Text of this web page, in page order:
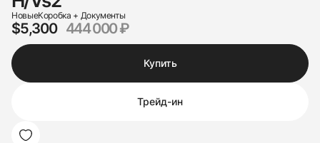
НовыеКоробка + Документы
$5,300 444 000 ₽
Купить
Трейд-ин